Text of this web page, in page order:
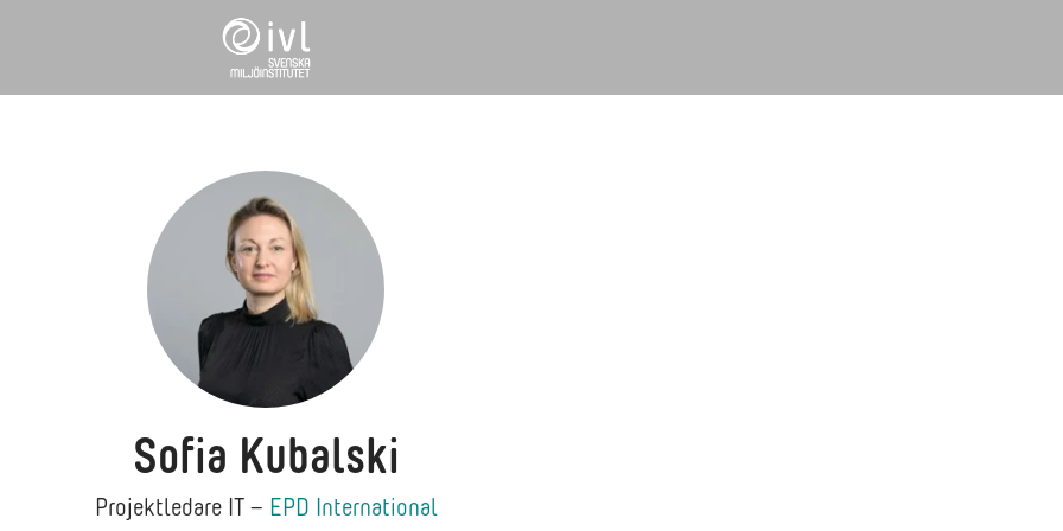
Sofia Kubalski
Projektledare IT – EPD International